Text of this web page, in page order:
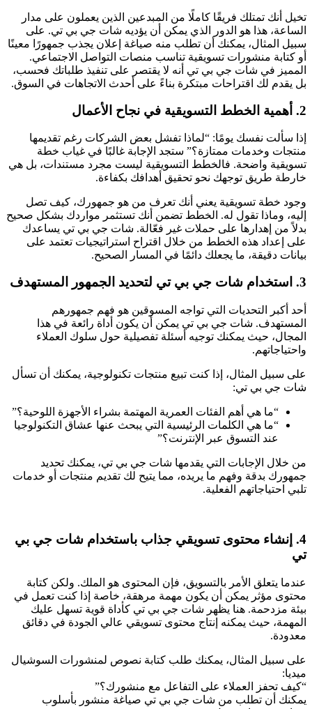
تخيل أنك تمتلك فريقًا كاملًا من المبدعين الذين يعملون على مدار
الساعة، هذا هو الدور الذي يمكن أن يؤديه شات جي بي تي. على
سبيل المثال، يمكنك أن تطلب منه صياغة إعلان يجذب جمهورًا معينًا
أو كتابة منشورات تسويقية تناسب منصات التواصل الاجتماعي.
المميز في شات جي بي تي أنه لا يقتصر على تنفيذ طلباتك فحسب،
بل يقدم لك اقتراحات مبتكرة بناءً على أحدث الاتجاهات في السوق.
2. أهمية الخطط التسويقية في نجاح الأعمال
إذا سألت نفسك يومًا: “لماذا تفشل بعض الشركات رغم تقديمها
منتجات وخدمات ممتازة؟” ستجد الإجابة غالبًا في غياب خطة
تسويقية واضحة. فالخطط التسويقية ليست مجرد مستندات، بل هي
خارطة طريق توجهك نحو تحقيق أهدافك بكفاءة.
وجود خطة تسويقية يعني أنك تعرف من هو جمهورك، كيف تصل
إليه، وماذا تقول له. الخطط تضمن أنك تستثمر مواردك بشكل صحيح
بدلاً من إهدارها على حملات غير فعّالة. شات جي بي تي يساعدك
على إعداد هذه الخطط من خلال اقتراح استراتيجيات تعتمد على
بيانات دقيقة، ما يجعلك دائمًا في المسار الصحيح.
3. استخدام شات جي بي تي لتحديد الجمهور المستهدف
أحد أكبر التحديات التي تواجه المسوقين هو فهم جمهورهم
المستهدف. شات جي بي تي يمكن أن يكون أداة رائعة في هذا
المجال، حيث يمكنك توجيه أسئلة تفصيلية حول سلوك العملاء
واحتياجاتهم.
على سبيل المثال، إذا كنت تبيع منتجات تكنولوجية، يمكنك أن تسأل
شات جي بي تي:
“ما هي أهم الفئات العمرية المهتمة بشراء الأجهزة اللوحية؟”
“ما هي الكلمات الرئيسية التي يبحث عنها عشاق التكنولوجيا
عند التسوق عبر الإنترنت؟”
من خلال الإجابات التي يقدمها شات جي بي تي، يمكنك تحديد
جمهورك بدقة وفهم ما يريده، مما يتيح لك تقديم منتجات أو خدمات
تلبي احتياجاتهم الفعلية.
4. إنشاء محتوى تسويقي جذاب باستخدام شات جي بي
تي
عندما يتعلق الأمر بالتسويق، فإن المحتوى هو الملك. ولكن كتابة
محتوى مؤثر يمكن أن يكون مهمة مرهقة، خاصة إذا كنت تعمل في
بيئة مزدحمة. هنا يظهر شات جي بي تي كأداة قوية تسهل عليك
المهمة، حيث يمكنه إنتاج محتوى تسويقي عالي الجودة في دقائق
معدودة.
على سبيل المثال، يمكنك طلب كتابة نصوص لمنشورات السوشيال
ميديا:
“كيف تحفز العملاء على التفاعل مع منشورك؟”
يمكنك أن تطلب من شات جي بي تي صياغة منشور بأسلوب